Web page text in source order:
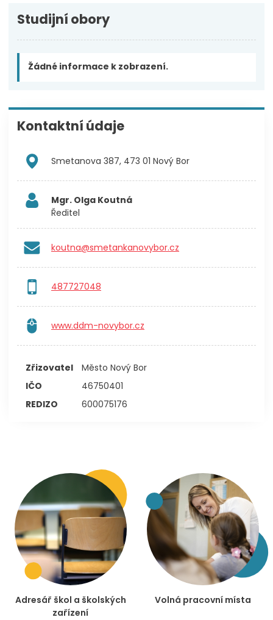
Studijní obory
Žádné informace k zobrazení.
Kontaktní údaje
Smetanova 387, 473 01 Nový Bor
Mgr. Olga Koutná
Ředitel
koutna@smetankanovybor.cz
487727048
www.ddm-novybor.cz
Zřizovatel
Město Nový Bor
IČO
46750401
REDIZO
600075176
Adresář škol a školských
zařízení
Volná pracovní místa